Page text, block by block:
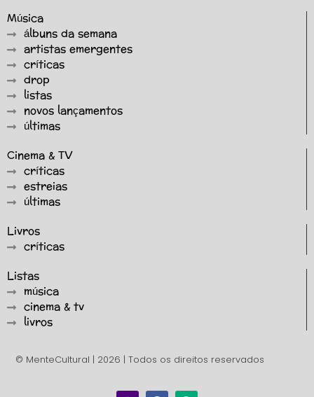
Música
álbuns da semana
artistas emergentes
críticas
drop
listas
novos lançamentos
últimas
Cinema & TV
críticas
estreias
últimas
Livros
críticas
Listas
música
cinema & tv
livros
© MenteCultural | 2026 | Todos os direitos reservados